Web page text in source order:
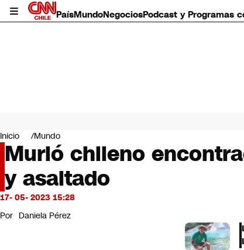
PaísMundoNegociosPodcast y Programas
Mundo
Negocios
Deportes
Programas completos
Cultura
Servicios
Bits
CNN Data
Inicio Mundo
Murió chileno
y asaltado
17- 05- 2023 15:28
Por Daniela Pérez